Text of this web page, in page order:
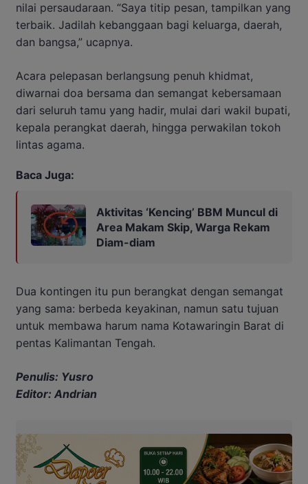
nilai persaudaraan. “Saya titip pesan, tampilkan yang
terbaik. Jadilah kebanggaan bagi keluarga, daerah,
dan bangsa,” ucapnya.
Acara pelepasan berlangsung penuh khidmat,
diwarnai doa bersama dan semangat kebersamaan
dari seluruh tamu yang hadir, mulai dari wakil bupati,
kepala perangkat daerah, hingga perwakilan tokoh
lintas agama.
Baca Juga:
Aktivitas ‘Kencing’ BBM Muncul di
Area Makam Skip, Warga Rekam
Diam-diam
Dua kontingen itu pun berangkat dengan semangat
yang sama: berbeda keyakinan, namun satu tujuan
untuk membawa harum nama Kotawaringin Barat di
pentas Kalimantan Tengah.
Penulis: Yusro
Editor: Andrian